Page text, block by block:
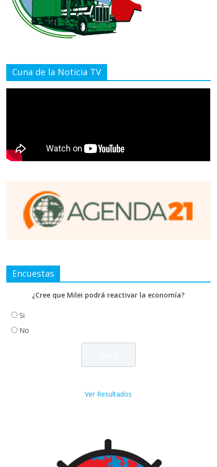
Cuna de la Noticia TV
Encuestas
¿Cree que Milei podrá reactivar la economía?
Si
No
Ver Resultados